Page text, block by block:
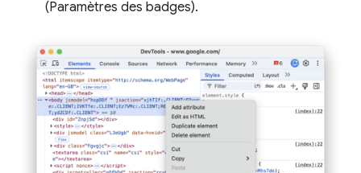
(Paramètres des badges).